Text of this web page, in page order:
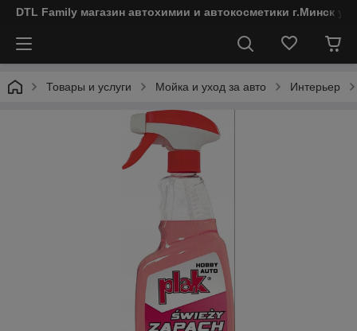
DTL Family магазин автохимии и автокосметики г.Минск
Товары и услуги Мойка и уход за авто Интерьер